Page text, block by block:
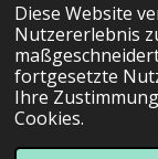
Diese Website
Nutzererlebnis
fortgesetzte
Ihre
Cookies.
© 2023 - 2024
Mit Unterstützung von